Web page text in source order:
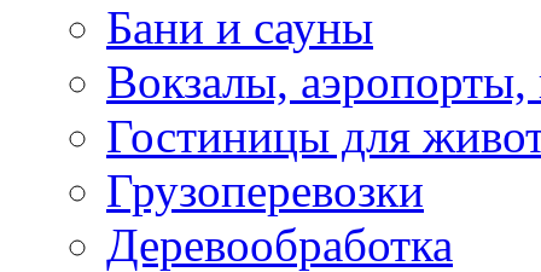
Бани и сауны
Вокзалы,
Гостиницы для
Грузоперевозки
Деревообработка